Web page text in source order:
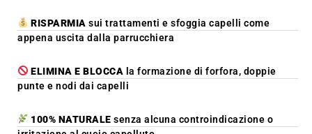
RISPARMIAsui trattamenti e sfoggia capelli come
appena uscita dalla parrucchiera
ELIMINA E BLOCCA la formazione di forfora, doppie
punte e nodi dai capelli
100% NATURALEsenza alcuna controindicazione o